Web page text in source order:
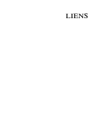
liens